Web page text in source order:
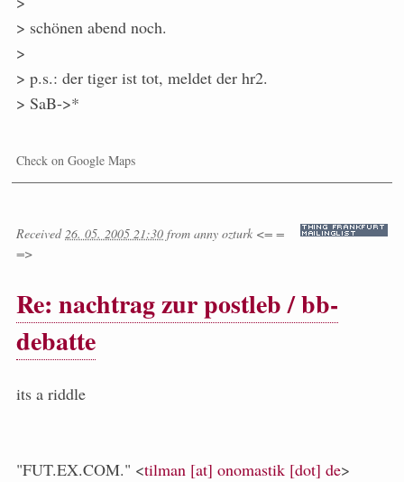
> schönen abend noch.
>
> p.s.: der tiger ist tot, meldet der hr2.
> SaB->*
Check on Google Maps
Received26. 05. 2005 21:30 from anny ozturk <= =
=>
Re: nachtrag zur postleb / bb-
debatte
its a riddle
"FUT.EX.COM." <tilman [at] onomastik [dot] de>